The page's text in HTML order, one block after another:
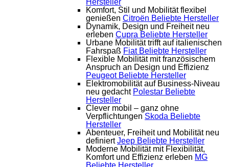
Hersteller
Komfort, Stil und Mobilität flexibel
genießen Citroën Beliebte Hersteller
Dynamik, Design und Freiheit neu
erleben Cupra Beliebte Hersteller
Urbane Mobilität trifft auf italienischen
Fahrspaß Fiat Beliebte Hersteller
Flexible Mobilität mit französischem
Anspruch an Design und Effizienz
Peugeot Beliebte Hersteller
Elektromobilität auf Business-Niveau
neu gedacht Polestar Beliebte
Hersteller
Clever mobil – ganz ohne
Verpflichtungen Skoda Beliebte
Hersteller
Abenteuer, Freiheit und Mobilität neu
definiert Jeep Beliebte Hersteller
Moderne Mobilität mit Flexibilität,
Komfort und Effizienz erleben MG
Beliebte Hersteller